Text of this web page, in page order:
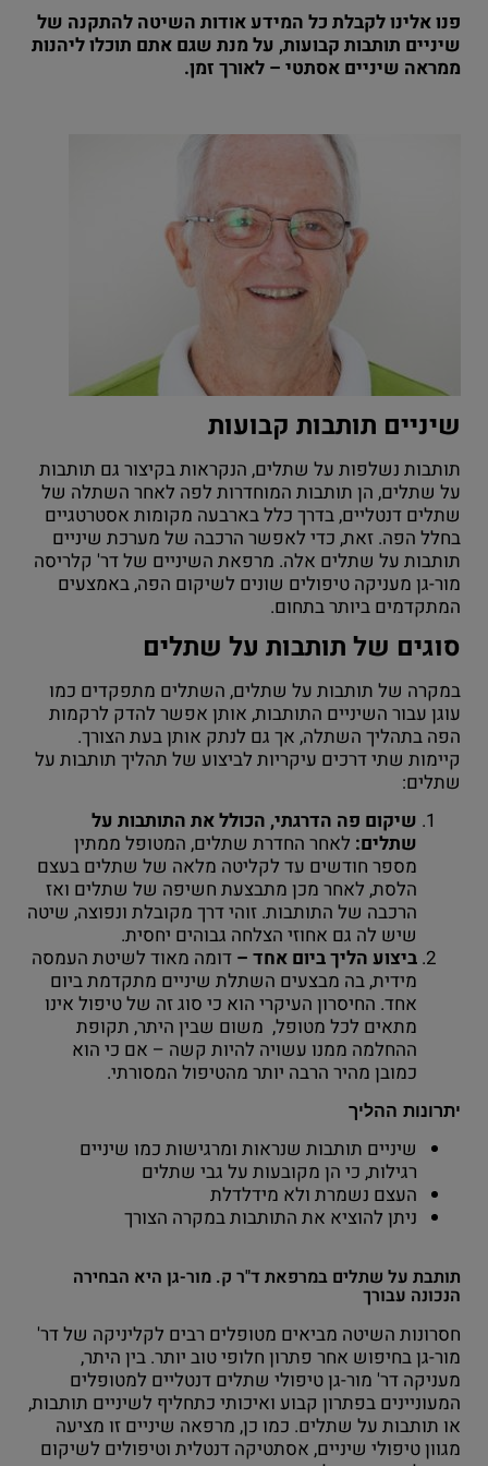
פנו אלינו לקבלת כל המידע אודות השיטה להתקנה של
שיניים תותבות קבועות, על מנת שגם אתם תוכלו ליהנות
ממראה שיניים אסתטי – לאורך זמן.
שיניים תותבות קבועות
תותבות נשלפות על שתלים, הנקראות בקיצור גם תותבות
על שתלים, הן תותבות המוחדרות לפה לאחר השתלה של
שתלים דנטליים, בדרך כלל בארבעה מקומות אסטרטגיים
בחלל הפה. זאת, כדי לאפשר הרכבה של מערכת שיניים
תותבות על שתלים אלה. מרפאת השיניים של דר' קלריסה
מור-גן מעניקה טיפולים שונים לשיקום הפה, באמצעים
המתקדמים ביותר בתחום.
סוגים של תותבות על שתלים
במקרה של תותבות על שתלים, השתלים מתפקדים כמו
עוגן עבור השיניים התותבות, אותן אפשר להדק לרקמות
הפה בתהליך השתלה, אך גם לנתק אותן בעת הצורך.
קיימות שתי דרכים עיקריות לביצוע של תהליך תותבות על
שתלים:
שיקום פה הדרגתי, הכולל את התותבות על
שתלים: לאחר החדרת שתלים, המטופל ממתין
מספר חודשים עד לקליטה מלאה של שתלים בעצם
הלסת, לאחר מכן מתבצעת חשיפה של שתלים ואז
הרכבה של התותבות. זוהי דרך מקובלת ונפוצה, שיטה
שיש לה גם אחוזי הצלחה גבוהים יחסית.
ביצוע הליך ביום אחד – דומה מאוד לשיטת העמסה
מידית, בה מבצעים השתלת שיניים מתקדמת ביום
אחד. החיסרון העיקרי הוא כי סוג זה של טיפול אינו
מתאים לכל מטופל, משום שבין היתר, תקופת
ההחלמה ממנו עשויה להיות קשה – אם כי הוא
כמובן מהיר הרבה יותר מהטיפול המסורתי.
יתרונות ההליך
שיניים תותבות שנראות ומרגישות כמו שיניים
רגילות, כי הן מקובעות על גבי שתלים
העצם נשמרת ולא מידלדלת
ניתן להוציא את התותבות במקרה הצורך
תותבת על שתלים במרפאת ד"ר ק. מור-גן היא הבחירה
הנכונה עבורך
חסרונות השיטה מביאים מטופלים רבים לקליניקה של דר'
מור-גן בחיפוש אחר פתרון חלופי טוב יותר. בין היתר,
מעניקה דר' מור-גן טיפולי שתלים דנטליים למטופלים
המעוניינים בפתרון קבוע ואיכותי כתחליף לשיניים תותבות,
או תותבות על שתלים. כמו כן, מרפאה שיניים זו מציעה
מגוון טיפולי שיניים, אסתטיקה דנטלית וטיפולים לשיקום